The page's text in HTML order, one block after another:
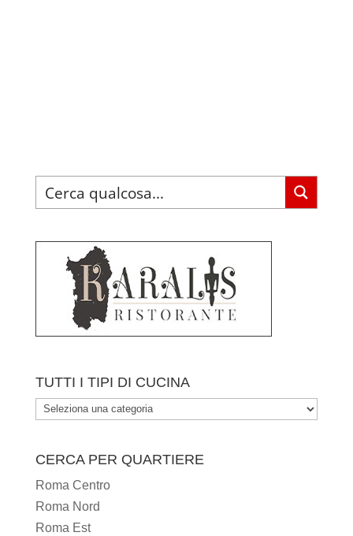
TUTTI I TIPI DI CUCINA
TUTTI
CUCINA
CERCA PER QUARTIERE
Roma Centro
Roma Nord
Roma Est